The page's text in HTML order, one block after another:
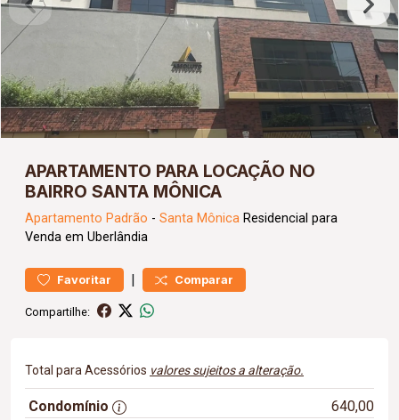
APARTAMENTO PARA LOCAÇÃO NO
BAIRRO SANTA MÔNICA
Apartamento Padrão - Santa Mônica Residencial para
Venda em Uberlândia
Favoritar | Comparar
Compartilhe:
Total para Acessórios valores sujeitos a alteração.
Condomínio
640,00